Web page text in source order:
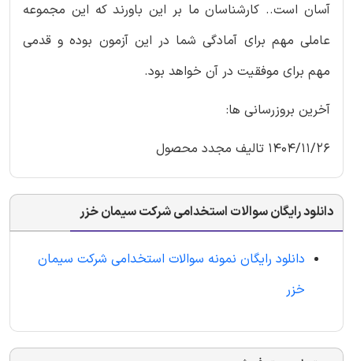
آسان است.. کارشناسان ما بر این باورند که این مجموعه
عاملی مهم برای آمادگی شما در این آزمون بوده و قدمی
مهم برای موفقیت در آن خواهد بود.
آخرین بروزرسانی ها:
1404/11/26 تالیف مجدد محصول
دانلود رایگان سوالات استخدامی شرکت سیمان خزر
دانلود رایگان نمونه سوالات استخدامی شرکت سیمان
خزر